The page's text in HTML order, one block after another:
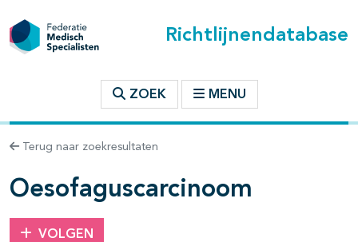
Richtlijnendatabase
ZOEK MENU
Terug naar zoekresultaten
Oesofaguscarcinoom
VOLGEN
binnen deze richtlijn